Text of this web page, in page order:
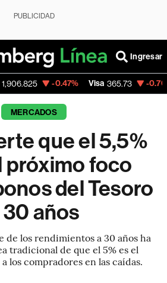
PUBLICIDAD
Ingresar
-0.47% Visa 365.73 -0.76%
MERCADOS
que el 5,5%
próximo foco
del Tesoro
30 años
los rendimientos a 30 años ha
tradicional de que el 5% es el
los compradores en las caídas.